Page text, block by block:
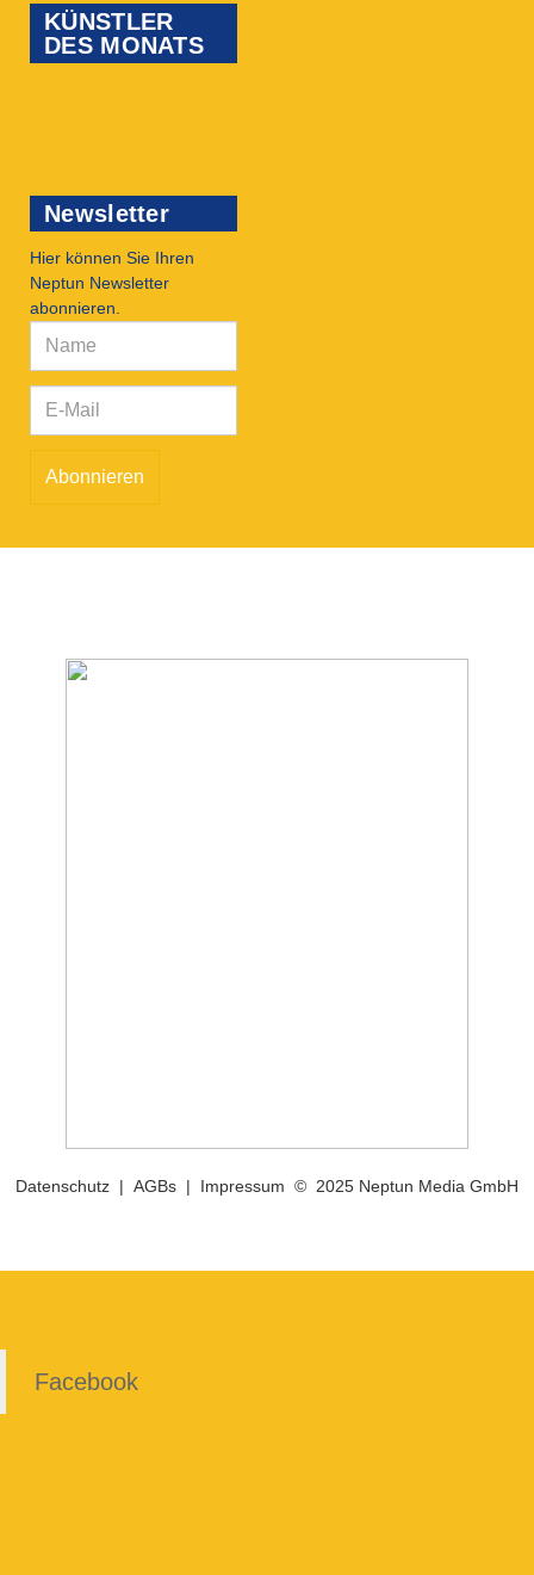
KÜNSTLER
DES MONATS
Newsletter
Hier können Sie Ihren
Neptun Newsletter
abonnieren.
Datenschutz | AGBs | Impressum © 2025 Neptun Media GmbH
Facebook